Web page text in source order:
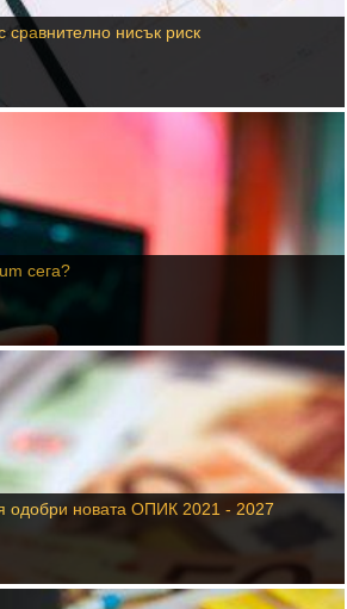
сравнително нисък риск
сега?
одобри новата ОПИК 2021 - 2027